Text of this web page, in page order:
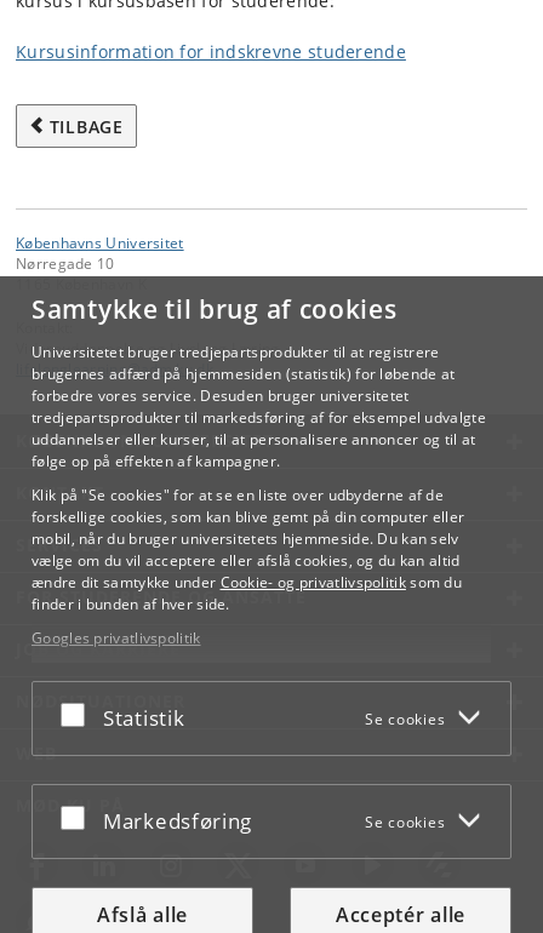
Samtykke til brug af cookies
Universitetet bruger tredjepartsprodukter til at registrere
brugernes adfærd på hjemmesiden (statistik) for løbende at
forbedre vores service. Desuden bruger universitetet
tredjepartsprodukter til markedsføring af for eksempel udvalgte
uddannelser eller kurser, til at personalisere annoncer og til at
følge op på effekten af kampagner.
Klik på "Se cookies" for at se en liste over udbyderne af de
forskellige cookies, som kan blive gemt på din computer eller
mobil, når du bruger universitetets hjemmeside. Du kan selv
vælge om du vil acceptere eller afslå cookies, og du kan altid
ændre dit samtykke under Cookie- og privatlivspolitiksom du
finder i bunden af hver side.
Googles privatlivspolitik
Acceptér eller afslå
Statistik Se cookies
Acceptér eller afslå
Markedsføring Se cookies
Afslå alle Acceptér alle
Kursusinformation for indskrevne studerende
TILBAGE
Københavns Universitet
Nørregade 10
Videreuddannelse og Livslang Læring
lifelonglearning@adm.ku.dk
KØBENHAVNS UNIVERSITET
KONTAKT
SERVICES
FOR STUDERENDE OG ANSATTE
JOB OG KARRIERE
NØDSITUATIONER
WEB
MØD KU PÅ